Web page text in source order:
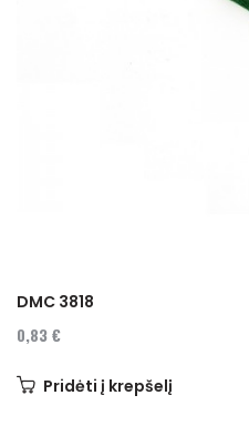
DMC 3818
0,83 €
Pridėti į krepšelį